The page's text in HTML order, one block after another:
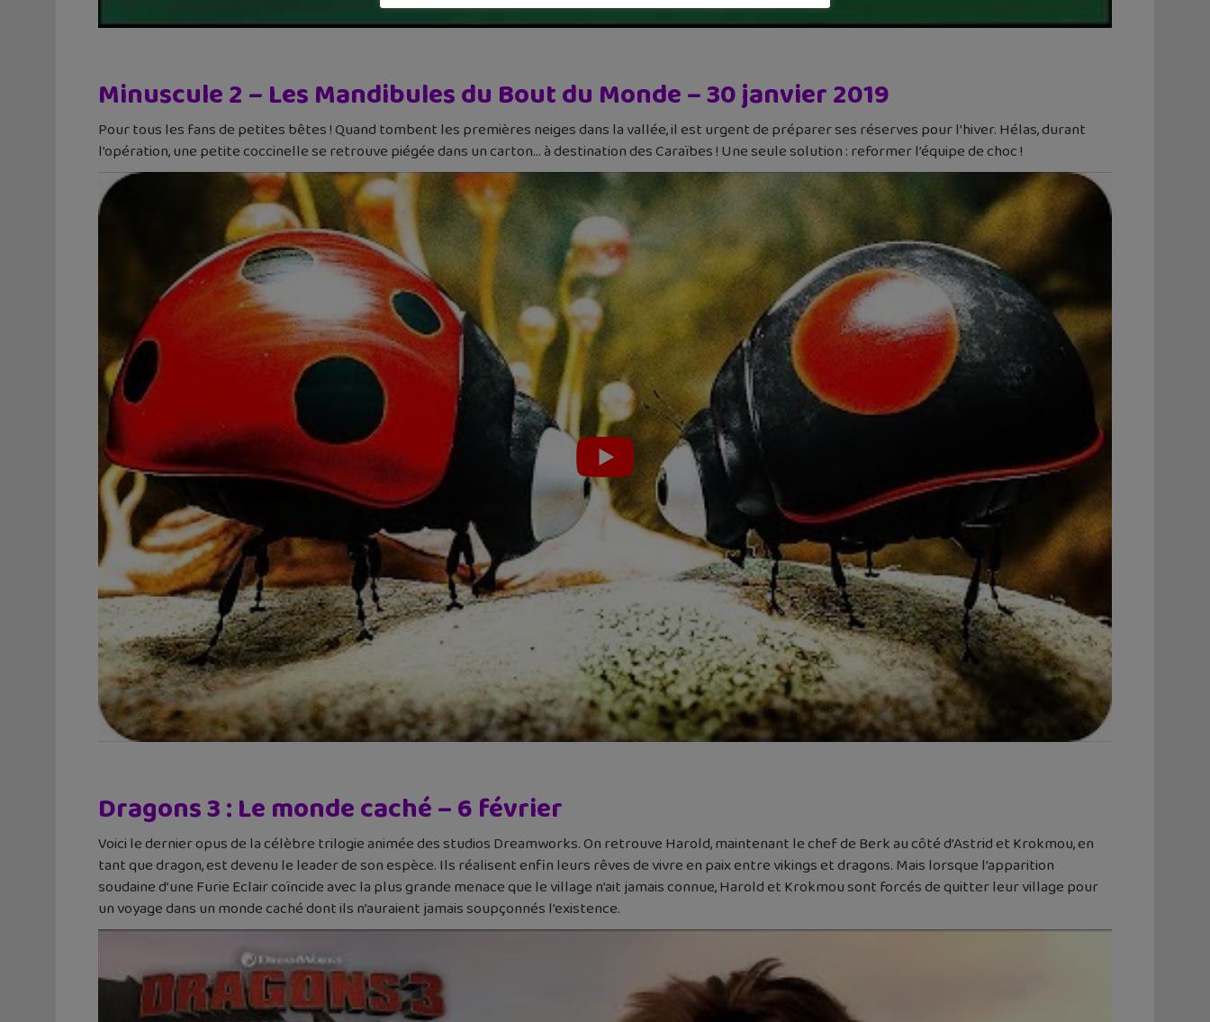
Minuscule 2 – Les Mandibules du Bout du Monde – 30 janvier 2019
Pour tous les fans de petites bêtes ! Quand tombent les premières neiges dans la vallée, il est urgent de préparer ses réserves pour l’hiver. Hélas, durant
l’opération, une petite coccinelle se retrouve piégée dans un carton… à destination des Caraïbes ! Une seule solution : reformer l’équipe de choc !
Dragons 3 : Le monde caché – 6 février
Voici le dernier opus de la célèbre trilogie animée des studios Dreamworks. On retrouve Harold, maintenant le chef de Berk au côté d’Astrid et Krokmou, en
tant que dragon, est devenu le leader de son espèce. Ils réalisent enfin leurs rêves de vivre en paix entre vikings et dragons. Mais lorsque l’apparition
soudaine d’une Furie Eclair coïncide avec la plus grande menace que le village n’ait jamais connue, Harold et Krokmou sont forcés de quitter leur village pour
un voyage dans un monde caché dont ils n’auraient jamais soupçonnés l’existence.